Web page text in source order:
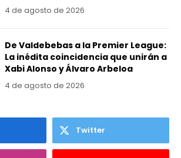
4 de agosto de 2026
De Valdebebas a la Premier League:
La inédita coincidencia que unirán a
Xabi Alonso y Álvaro Arbeloa
4 de agosto de 2026
Twitter